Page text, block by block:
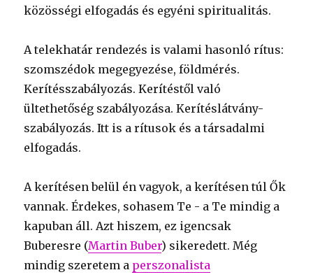
közösségi elfogadás és egyéni spiritualitás.
A telekhatár rendezés is valami hasonló rítus:
szomszédok megegyezése, földmérés.
Kerítésszabályozás. Kerítéstől való
ültethetőség szabályozása. Kerítéslátvány-
szabályozás. Itt is a rítusok és a társadalmi
elfogadás.
A kerítésen belül én vagyok, a kerítésen túl Ők
vannak. Érdekes, sohasem Te - a Te mindig a
kapuban áll. Azt hiszem, ez igencsak
Buberesre (Martin Buber) sikeredett. Még
mindig szeretem a perszonalista